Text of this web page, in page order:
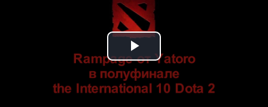
Play Video